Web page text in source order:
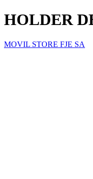
HOLDER
MOVIL STORE FJE SA